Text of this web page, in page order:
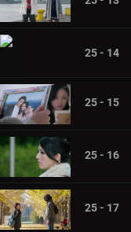
25 - 14
25 - 15
25 - 16
25 - 17